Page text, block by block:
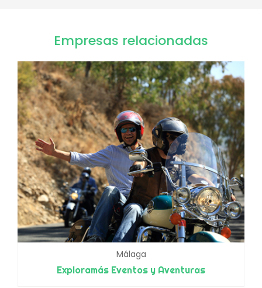
Empresas relacionadas
Málaga
Exploramás Eventos y Aventuras